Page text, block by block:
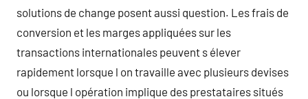
solutions de change posent aussi question. Les frais de
conversion et les marges appliquées sur les
transactions internationales peuvent s élever
rapidement lorsque l on travaille avec plusieurs devises
ou lorsque l opération implique des prestataires situés